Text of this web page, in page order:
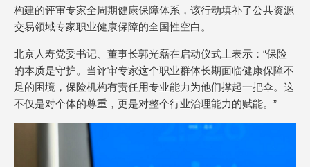
构建的评审专家全周期健康保障体系，该行动填补了公共资源
交易领域专家职业健康保障的全国性空白。
北京人寿党委书记、董事长郭光磊在启动仪式上表示：“保险
的本质是守护。当评审专家这个职业群体长期面临健康保障不
足的困境，保险机构有责任用专业能力为他们撑起一把伞。这
不仅是对个体的尊重，更是对整个行业治理能力的赋能。”